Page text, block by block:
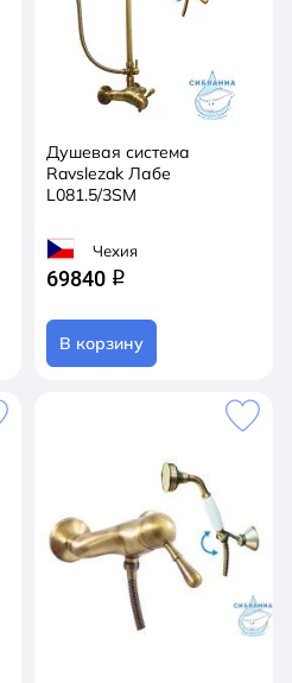
Душевая система
Ravslezak Лабе
L081.5/3SM
Чехия
69840 q
В корзину